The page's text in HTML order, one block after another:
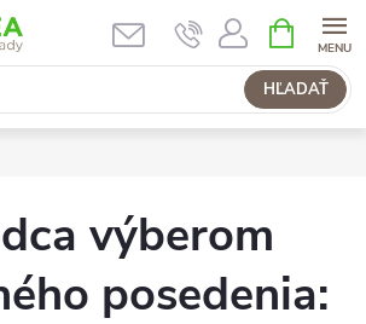
HĽADAŤ
KOŠÍK
výberom
posedenia: